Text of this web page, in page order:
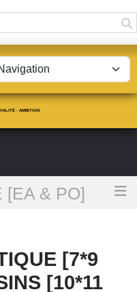
- AMBITION
[EA & PO]
[10*11 ans]
[7*9
[10*11